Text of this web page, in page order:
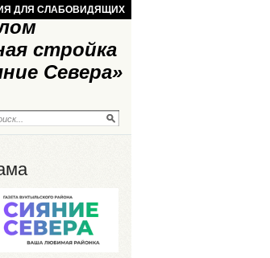
стройка
Севера»
ДЛЯ СЛАБОВИДЯЩИХ
Реклама на сайте